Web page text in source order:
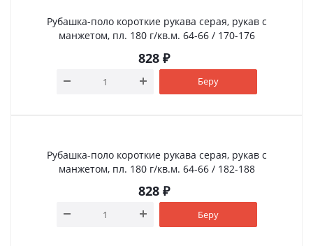
Рубашка-поло короткие рукава серая, рукав с
манжетом, пл. 180 г/кв.м. 64-66 / 170-176
828 ₽
Беру
Рубашка-поло короткие рукава серая, рукав с
манжетом, пл. 180 г/кв.м. 64-66 / 182-188
828 ₽
Беру